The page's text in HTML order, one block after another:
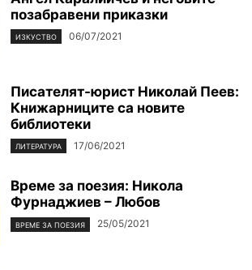
позабравени приказки
ИЗКУСТВО 06/07/2021
Писателят-юрист Николай Пеев:
Книжарниците са новите
библиотеки
ЛИТЕРАТУРА 17/06/2021
Време за поезия: Никола
Фурнаджиев – Любов
ВРЕМЕ ЗА ПОЕЗИЯ 25/05/2021